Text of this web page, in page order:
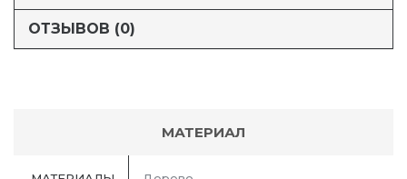
ОТЗЫВОВ (0)
МАТЕРИАЛ